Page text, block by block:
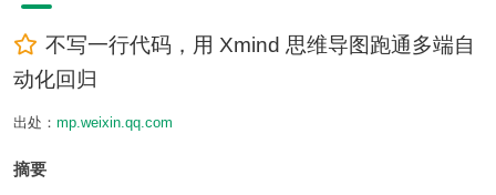
不写一行代码，用 Xmind 思维导图跑通多端自
动化回归
出处： mp.weixin.qq.com
摘要